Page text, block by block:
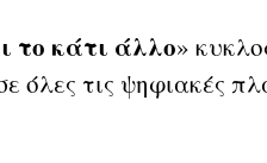
το κάτι άλλο»
όλες τις ψηφιακές